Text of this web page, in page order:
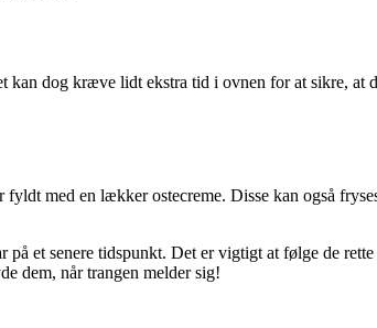
kan dog kræve lidt ekstra tid i ovnen for at sikre,
med en lækker ostecreme. Disse kan også
et senere tidspunkt. Det er vigtigt at følge de
dem, når trangen melder sig!